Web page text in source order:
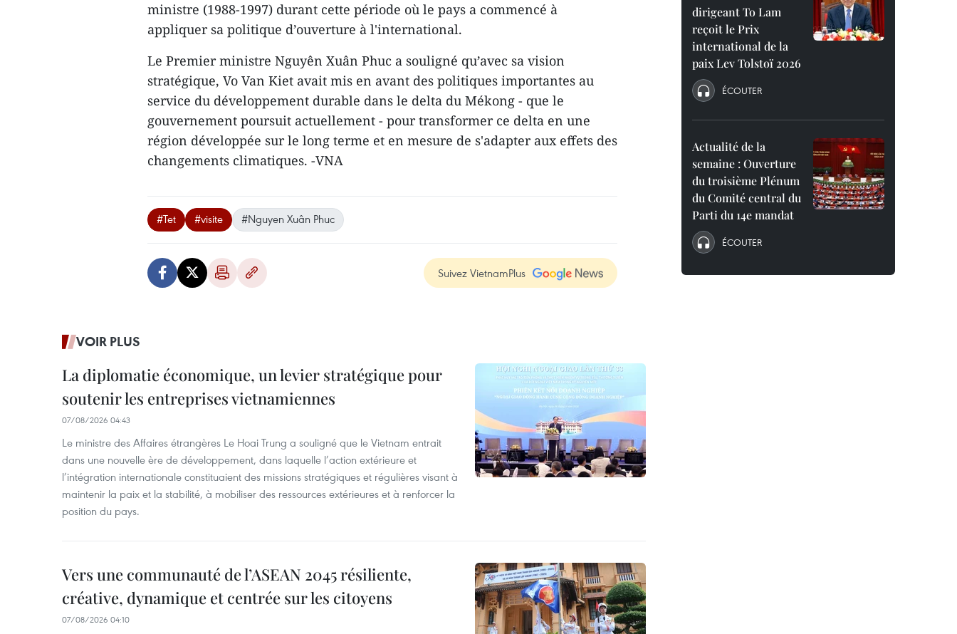
ministre (1988-1997) durant cette période où le pays a commencé à
appliquer sa politique d’ouverture ​à l'international.
Le Premier ministre Nguyên Xuân Phuc a souligné qu’avec sa vision
stratégique, Vo Van Kiet avait mis en avant des politiques importantes au
service du développement durable dans le delta du Mékong - que le
gouvernement poursuit actuellement - pour transformer ce delta en une
région développée ​sur le long terme ​et en mesure de s'adapter aux effets des
changements climatiques. -VNA
#Tet #visite #Nguyen Xuân Phuc
Suivez VietnamPlus
VOIR PLUS
La diplomatie économique, un levier stratégique pour
soutenir les entreprises vietnamiennes
07/08/2026 04:43
Le ministre des Affaires étrangères Le Hoai Trung a souligné que le Vietnam entrait
dans une nouvelle ère de développement, dans laquelle l’action extérieure et
l’intégration internationale constituaient des missions stratégiques et régulières visant à
maintenir la paix et la stabilité, à mobiliser des ressources extérieures et à renforcer la
position du pays.
Vers une communauté de l’ASEAN 2045 résiliente,
créative, dynamique et centrée sur les citoyens
07/08/2026 04:10
dirigeant To Lam
reçoit le Prix
international de la
paix Lev Tolstoï 2026
ÉCOUTER
Actualité de la
semaine : Ouverture
du troisième Plénum
du Comité central du
Parti du 14e mandat
ÉCOUTER